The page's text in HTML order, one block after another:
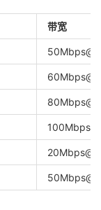
带宽
20Mbps@
50Mbps@